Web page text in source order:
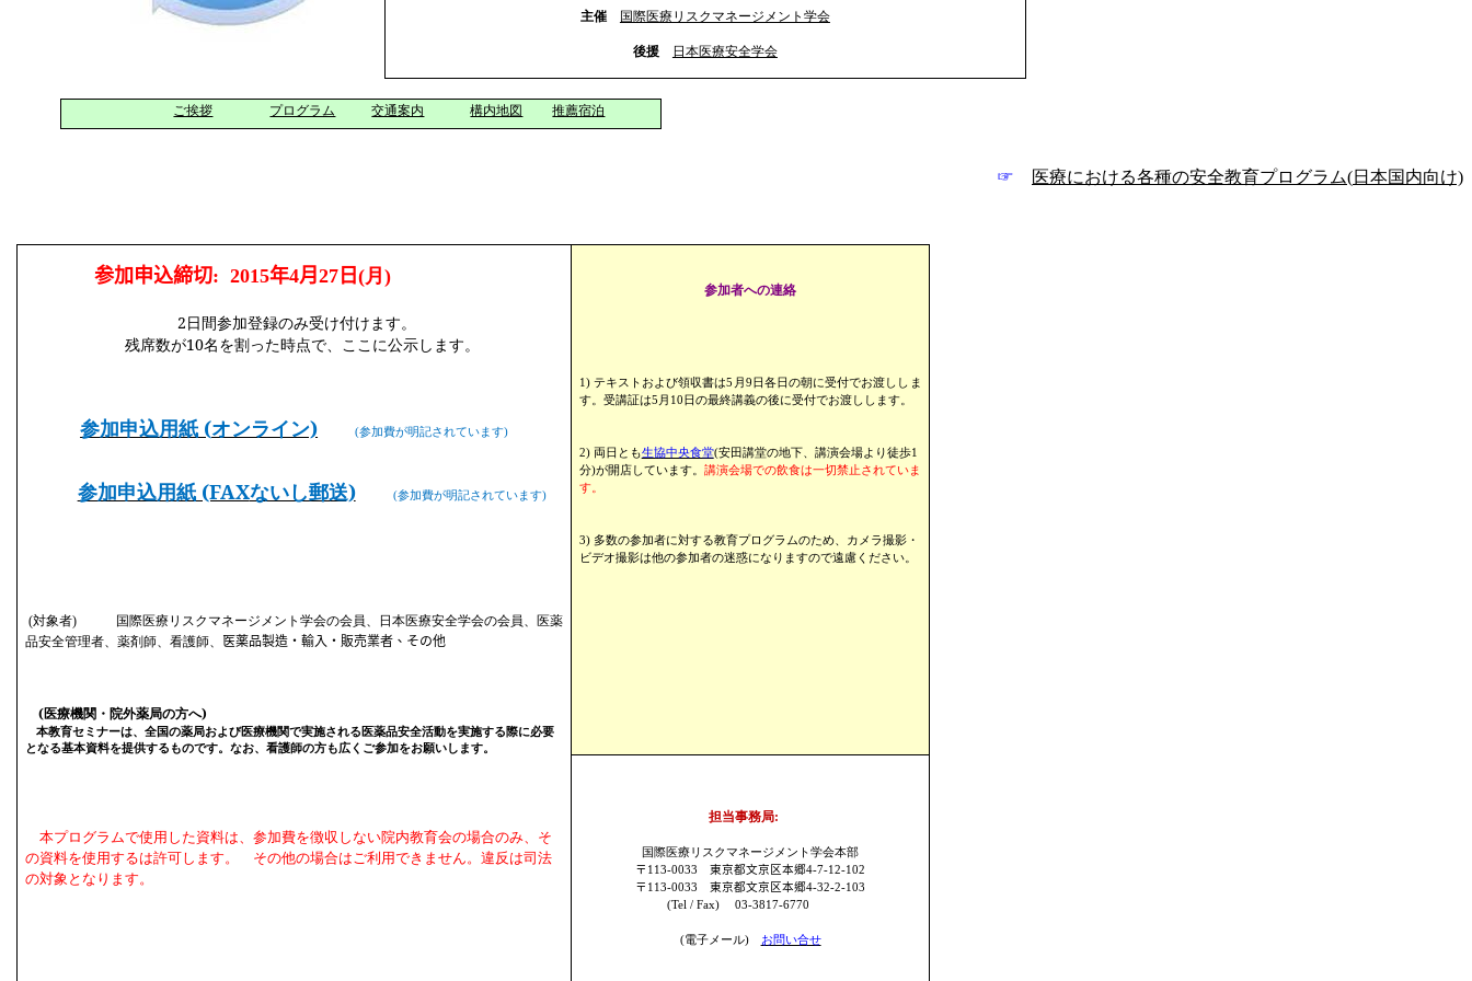
主催 国際医療リスクマネージメント学会
後援 日本医療安全学会
ご挨拶 プログラム 交通案内 構内地図 推薦宿泊
☞ 医療における各種の安全教育プログラム(日本国内向け)
参加申込締切: 2015年4月 27日 (月 )
2日間参加登録のみ受け付けます。
残席数が10名を割った時点で、ここに公示します。
参加申込用紙 (オンライン) (参加費が明記されています)
参加申込用紙 (FAXないし郵送) (参加費が明記されています)
(対象者)国際医療リスクマネージメント学会の会員、日本医療安全学会の会員、医薬
品安全管理者、薬剤師、看護師、 医薬品製造・輸入・販売業者、その他
(医療機関・院外薬局の方へ)
本教育セミナーは、全国の薬局および医療機関で実施される医薬品安全活動を実施する際に必要
となる基本資料を提供するものです。なお、看護師の方も広くご参加をお願いします。
本プログラムで使用した資料は、参加費を徴収しない院内教育会の場合のみ、そ
の資料を使用するは許可します。 その他の場合はご利用できません。違反は司法
の対象となります。
参加者への連絡
1) テキストおよび領収書は5 月 9 日各日の朝に受付でお渡ししま
す。受講証は5 月 10 日の最終講義の後に受付でお渡しします。
2) 両日とも生協中央食堂(安田講堂の地下、講演会場より徒歩1
分)が開店しています。 講演会場での飲食は一切禁止されていま
す。
3) 多数の参加者に対する教育プログラムのため、カメラ撮影・
ビデオ撮影は他の参加者の迷惑になりますので遠慮ください。
担当事務局:
国際医療リスクマネージメント学会本部
〒 113-0033 東京都文京区本郷4-7-12-102
〒 113-0033 東京都文京区本郷4-32-2-103
(Tel / Fax)
03-3817-6770
(電子メール) お問い合せ